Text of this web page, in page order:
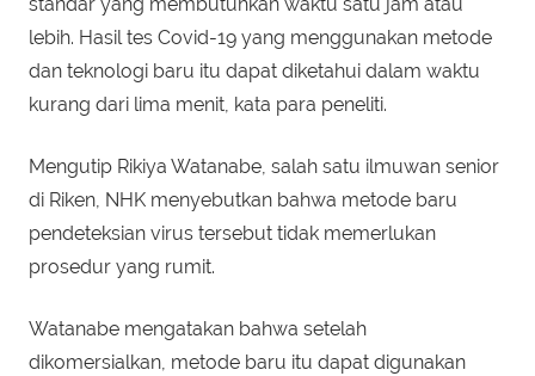
lebih. Hasil tes Covid-19 yang menggunakan metode
dan teknologi baru itu dapat diketahui dalam waktu
kurang dari lima menit, kata para peneliti.
Mengutip Rikiya Watanabe, salah satu ilmuwan senior
di Riken, NHK menyebutkan bahwa metode baru
pendeteksian virus tersebut tidak memerlukan
prosedur yang rumit.
Watanabe mengatakan bahwa setelah
dikomersialkan, metode baru itu dapat digunakan